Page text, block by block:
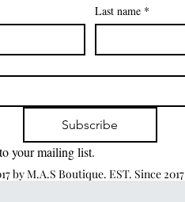
Last name *
Subscribe
your mailing list.
by M.A.S Boutique. EST. Since 2017